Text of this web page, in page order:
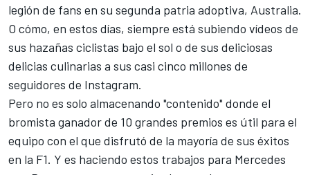
legión de fans en su segunda patria adoptiva, Australia.
O cómo, en estos días, siempre está subiendo vídeos de
sus hazañas ciclistas bajo el sol o de sus deliciosas
delicias culinarias a sus casi cinco millones de
seguidores de Instagram.
Pero no es solo almacenando "contenido" donde el
bromista ganador de 10 grandes premios es útil para el
equipo con el que disfrutó de la mayoría de sus éxitos
en la F1. Y es haciendo estos trabajos para Mercedes